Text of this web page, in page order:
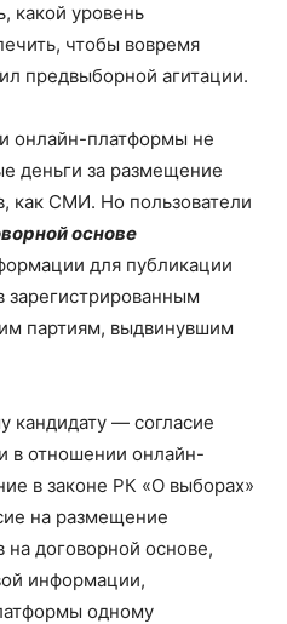
какой уровень
чтобы вовремя
предвыборной агитации.
онлайн-платформы не
деньги за размещение
как СМИ. Но пользователи
основе
для публикации
зарегистрированным
партиям, выдвинувшим
кандидату — согласие
в отношении онлайн-
в законе РК «О выборах»
на размещение
на договорной основе,
информации,
одному